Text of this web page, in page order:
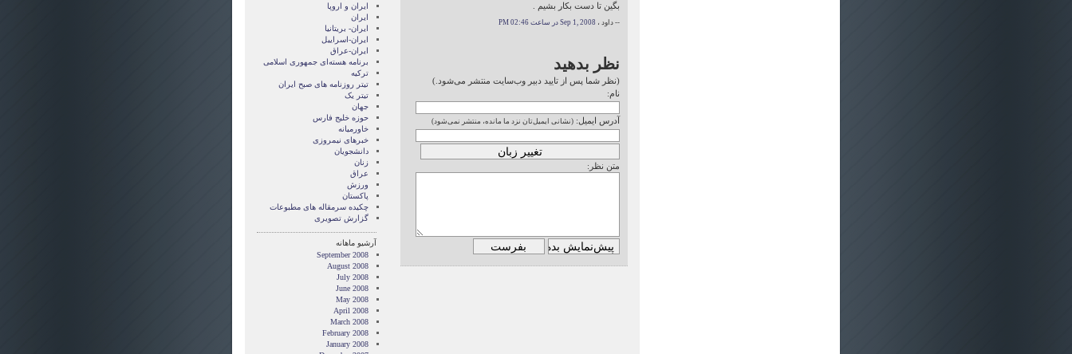
بگين تا دست بكار بشيم .
-- داود ، Sep 1, 2008 در ساعت 02:46 PM
نظر بدهید
(نظر شما پس از تایید دبیر وب‌سایت منتشر می‌شود.)
نام:
آدرس ایمیل: (نشانی ایمیل‌تان نزد ما مانده، منتشر نمی‌شود)
متن نظر:
ايران و اروپا
ایران
ایران- بریتانیا
ایران-اسراییل
ایران-عراق
برنامه هسته‌ای جمهوری اسلامی
ترکیه
تیتر روزنامه های صبح ایران
تیتر یک
جهان
حوزه خلیج فارس
خاورمیانه
خبرهای نیمروزی
دانشجویان
زنان
عراق
ورزش
پاکستان
چکیده سرمقاله های مطبوعات
گزارش تصويری
آرشیو ماهانه
September 2008
August 2008
July 2008
June 2008
May 2008
April 2008
March 2008
February 2008
January 2008